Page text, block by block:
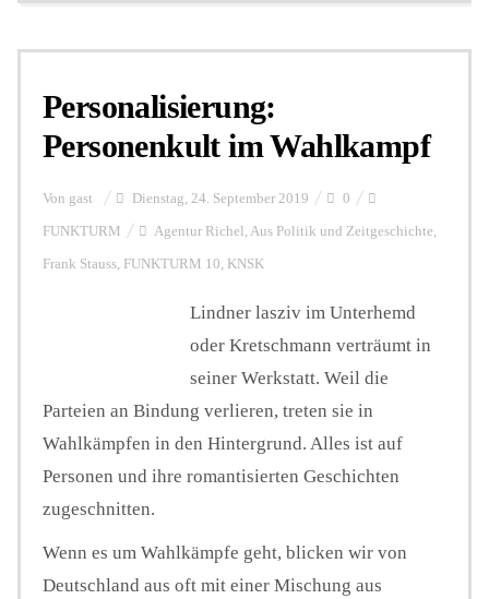
Personalisierung:
Personenkult im Wahlkampf
Von gast Dienstag, 24. September 2019 0
FUNKTURM Agentur Richel , Aus Politik und Zeitgeschichte,
Frank Stauss, FUNKTURM 10, KNSK
Lindner lasziv im Unterhemd
oder Kretschmann verträumt in
seiner Werkstatt. Weil die
Parteien an Bindung verlieren, treten sie in
Wahlkämpfen in den Hintergrund. Alles ist auf
Personen und ihre romantisierten Geschichten
zugeschnitten.
Wenn es um Wahlkämpfe geht, blicken wir von
Deutschland aus oft mit einer Mischung aus